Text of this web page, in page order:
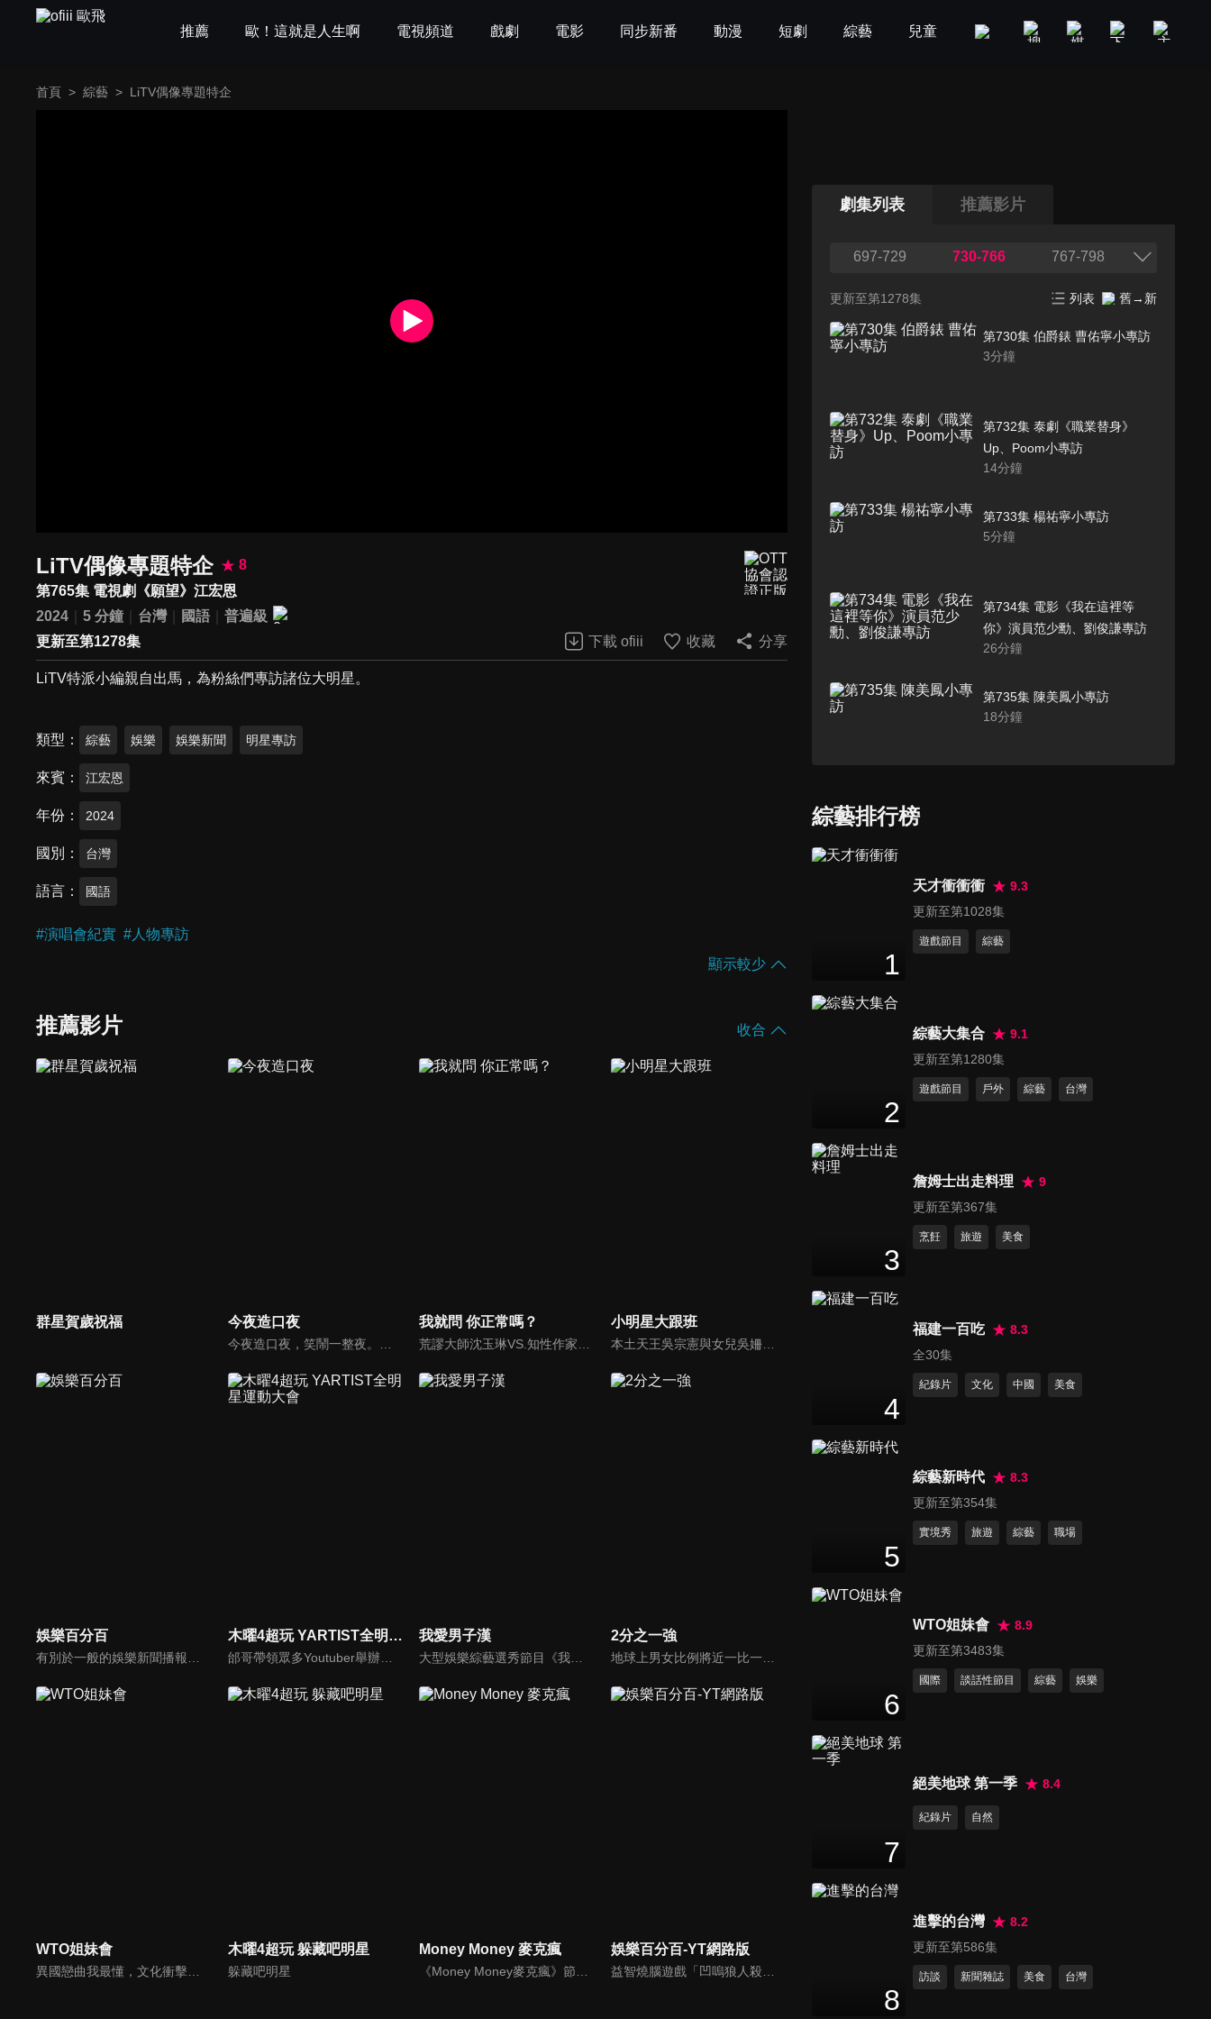
推薦 歐！這就是人生啊 電視頻道 戲劇 電影 同步新番 動漫 短劇 綜藝 兒童 GOOD TV 娛樂 美食旅遊
首頁 > 綜藝 > LiTV偶像專題特企
LiTV偶像專題特企
8
第765集 電視劇《願望》江宏恩
2024
5 分鐘 台灣 國語
普遍級
更新至第1278集
下載 ofiii 收藏 分享
LiTV特派小編親自出馬，為粉絲們專訪諸位大明星。
類型 綜藝 娛樂 娛樂新聞 明星專訪
來賓 江宏恩
年份 2024
國別 台灣
語言 國語
#演唱會紀實 #人物專訪
顯示較少
推薦影片 收合
群星賀歲祝福 今夜造口夜 我就問 你正常嗎？ 小明星大跟班
本土天王吳宗憲與女兒吳姍儒（Sandy）搭檔主持，每集邀請來賓暢談演藝圈大小事，父女檔聯手笑果十足，老梗搭上新世代，最新組合強勢登場！
娛樂百分百 木曜4超玩 YARTIST全明星運動大會
邰哥帶領眾多Youtuber舉辦運動會，全部人都動起來！木曜4超玩傾盡全力全新大型力作，集結YARTIST一同揮灑汗水爭取榮譽！
我愛男子漢 2分之一強
WTO姐妹會
異國戀曲我最懂，文化衝擊大不同！到底新住民怎麼看台灣？讓我們與主持人和來自世界各地的外國朋友，一起聊聊不同國家文化差異、衝擊、風俗、語言學習經驗、婚姻生活等。
木曜4超玩 躲藏吧明星
躲藏吧明星
Money Money 麥克瘋
《Money Money麥克瘋》節目強調不比音準、不比音色，也不比外型、外貌、氣質、長相等如何，只強調只要歌詞記得牢，就可以參加比賽。
娛樂百分百-YT網路版
益智燒腦遊戲「凹嗚狼人殺」激發你的邏輯推理能力，偶像巨星雲集，全球娛樂資訊，一手掌握不脫節！2025全新升級改版，盡在《娛樂百分百-YT網路版》！
劇集列表 推薦影片
697-729 730-766 767-798
更新至第1278集 列表 舊→新
第730集 伯爵錶 曹佑寧小專訪
3分鐘
第732集 泰劇《職業替身》
Up、Poom小專訪
14分鐘
第733集 楊祐寧小專訪
5分鐘
第734集 電影《我在這裡等
你》演員范少勳、劉俊謙專訪
26分鐘
第735集 陳美鳳小專訪
18分鐘
第738集 張學友60+演唱會
3
分鐘
第740集 NMIXX演唱會2024台
10 分鐘
第742集 JESSICA-鄭秀妍記者
第743集 【金馬61】前進坎城-
第745集 胡歌-對話青年講座
32
分鐘
北站
第747集 路雲快閃一日店長
第748集 邊佑錫台北見面會
3分鐘
第751集 《戲說台灣》演員專
訪
綜藝排行榜
1
天才衝衝衝
9.3
更新至第1028集
遊戲節目 綜藝
2
綜藝大集合
9.1
更新至第1280集
遊戲節目 戶外 綜藝 台灣
3
詹姆士出走料理
9
更新至第367集
烹飪 旅遊 美食
4
福建一百吃
8.3
全30集
紀錄片 文化 中國 美食
5
綜藝新時代
8.3
更新至第354集
實境秀 旅遊 綜藝 職場
6
WTO姐妹會
8.9
更新至第3483集
國際 談話性節目 綜藝 娛樂
7
絕美地球 第一季 8.4
紀錄片 自然
8
進擊的台灣
8.2
更新至第586集
訪談 新聞雜誌 美食 台灣